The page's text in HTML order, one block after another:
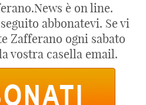
è on line.
abbonatevi. Se vi
Zafferano ogni sabato
vostra casella email.